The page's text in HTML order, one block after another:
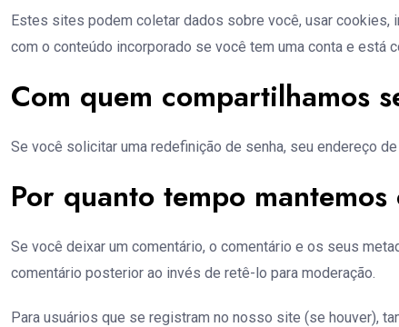
Estes sites podem coletar dados sobre você, usar cookies,
com o conteúdo incorporado se você tem uma conta e está
Com quem compartilhamos
Se você solicitar uma redefinição de senha, seu endereço
Por quanto tempo mantemos
Se você deixar um comentário, o comentário e os seus
comentário posterior ao invés de retê-lo para moderação.
Para usuários que se registram no nosso site (se houver),